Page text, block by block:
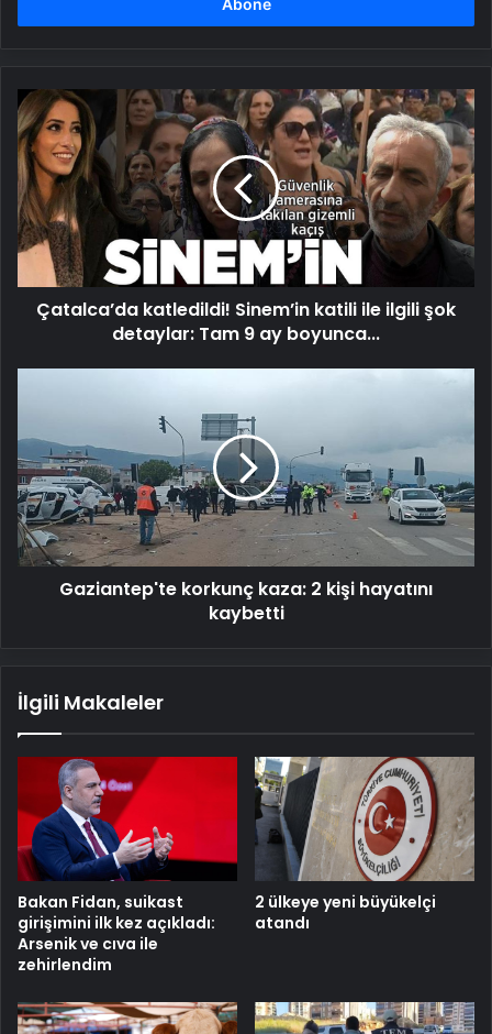
Çatalca’da
katledildi!
Sinem’in
katili
ile
ilgili
şok
detaylar:
Tam
Çatalca’da katledildi! Sinem’in katili ile ilgili şok
detaylar: Tam 9 ay boyunca...
kişi
hayatını
kaybetti
Gaziantep'te korkunç kaza: 2 kişi hayatını
kaybetti
İlgili Makaleler
Bakan Fidan, suikast
girişimini ilk kez açıkladı:
Arsenik ve cıva ile
zehirlendim
2 ülkeye yeni büyükelçi
atandı